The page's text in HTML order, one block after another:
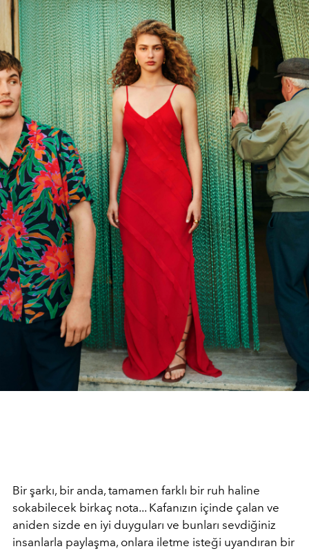
Bir şarkı, bir anda, tamamen farklı bir ruh haline
sokabilecek birkaç nota... Kafanızın içinde çalan ve
aniden sizde en iyi duyguları ve bunları sevdiğiniz
insanlarla paylaşma, onlara iletme isteği uyandıran bir